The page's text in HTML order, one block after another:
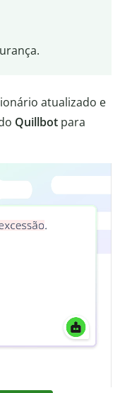
atualizado e
Quillbot para